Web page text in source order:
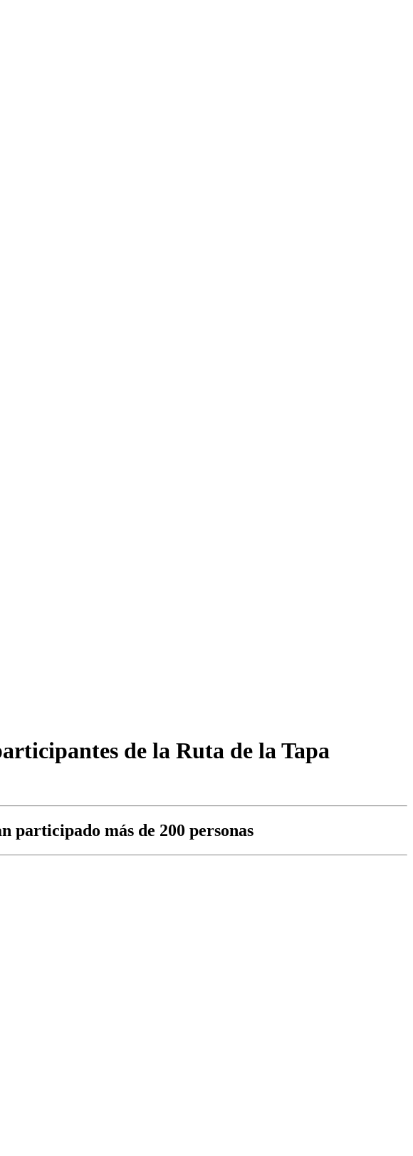
de la Ruta de la Tapa
participado más de 200 personas